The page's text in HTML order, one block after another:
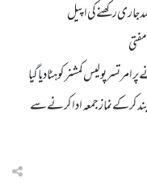
جاری رکھنے کی اپیل
پولیس کمشنر کو ہٹا دیاگیا
کے نماز جمعہ ادا کرنے سے